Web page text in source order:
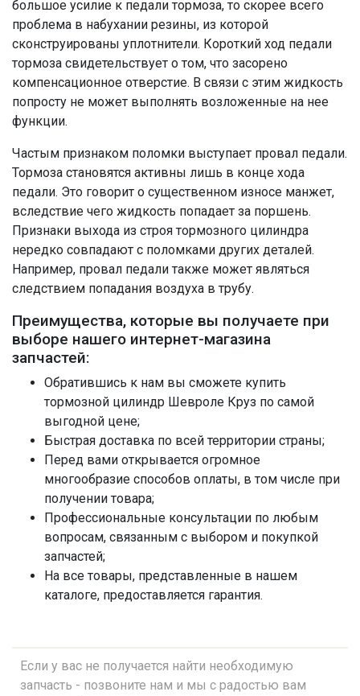
большое усилие к педали тормоза, то скорее всего
проблема в набухании резины, из которой
сконструированы уплотнители. Короткий ход педали
тормоза свидетельствует о том, что засорено
компенсационное отверстие. В связи с этим жидкость
попросту не может выполнять возложенные на нее
функции.
Частым признаком поломки выступает провал педали.
Тормоза становятся активны лишь в конце хода
педали. Это говорит о существенном износе манжет,
вследствие чего жидкость попадает за поршень.
Признаки выхода из строя тормозного цилиндра
нередко совпадают с поломками других деталей.
Например, провал педали также может являться
следствием попадания воздуха в трубу.
Преимущества, которые вы получаете при
выборе нашего интернет-магазина
запчастей:
Обратившись к нам вы сможете купить
тормозной цилиндр Шевроле Круз по самой
выгодной цене;
Быстрая доставка по всей территории страны;
Перед вами открывается огромное
многообразие способов оплаты, в том числе при
получении товара;
Профессиональные консультации по любым
вопросам, связанным с выбором и покупкой
запчастей;
На все товары, представленные в нашем
каталоге, предоставляется гарантия.
Если у вас не получается найти необходимую
запчасть - позвоните нам и мы с радостью вам